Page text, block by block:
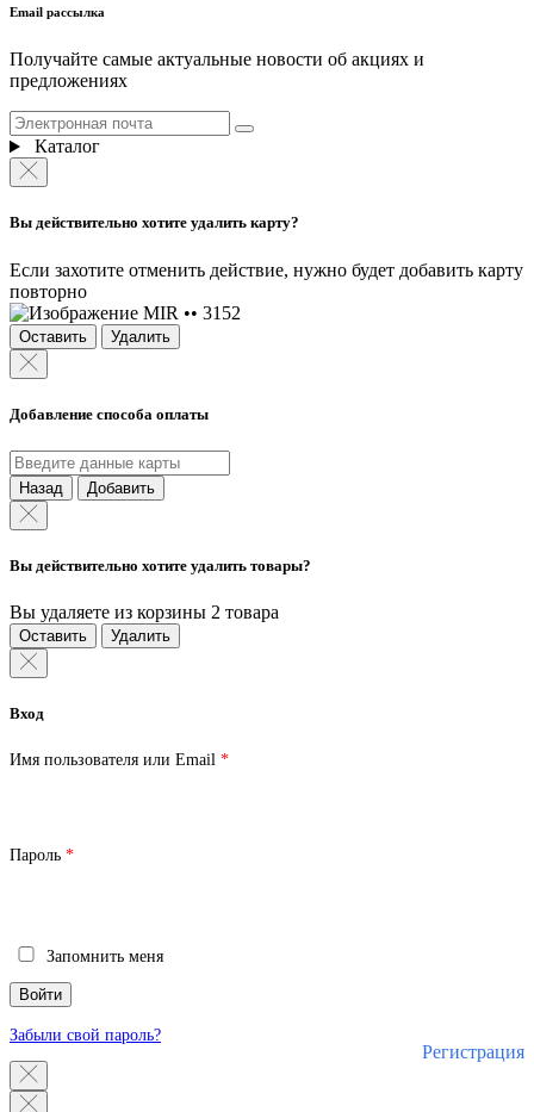
Email рассылка
Получайте самые актуальные новости об акциях и
предложениях
Каталог
Вы действительно хотите удалить карту?
Если захотите отменить действие, нужно будет добавить карту
повторно
MIR •• 3152
Оставить Удалить
Добавление способа оплаты
Назад Добавить
Вы действительно хотите удалить товары?
Вы удаляете из корзины 2 товара
Оставить Удалить
Вход
Имя пользователя или Email *Обязательно
Пароль *Обязательно
Запомнить меня
Войти
Забыли свой пароль?
Регистрация